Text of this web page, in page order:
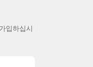
입하십시